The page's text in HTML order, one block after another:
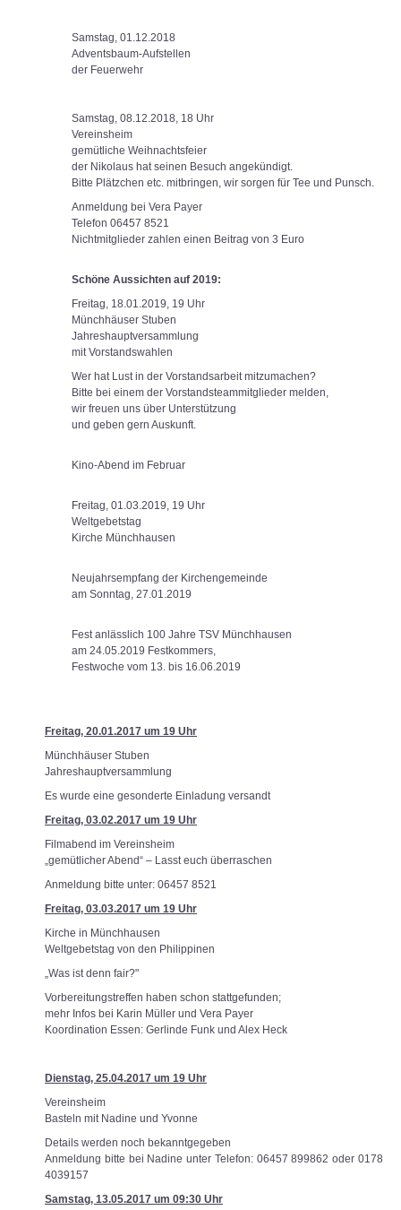
Samstag, 01.12.2018
Adventsbaum-Aufstellen
der Feuerwehr
Samstag, 08.12.2018, 18 Uhr
Vereinsheim
gemütliche Weihnachtsfeier
der Nikolaus hat seinen Besuch angekündigt.
Bitte Plätzchen etc. mitbringen, wir sorgen für Tee und Punsch.
Anmeldung bei Vera Payer
Telefon 06457 8521
Nichtmitglieder zahlen einen Beitrag von 3 Euro
Schöne Aussichten auf 2019:
Freitag, 18.01.2019, 19 Uhr
Münchhäuser Stuben
Jahreshauptversammlung
mit Vorstandswahlen
Wer hat Lust in der Vorstandsarbeit mitzumachen?
Bitte bei einem der Vorstandsteammitglieder melden,
wir freuen uns über Unterstützung
und geben gern Auskunft.
Kino-Abend im Februar
Freitag, 01.03.2019, 19 Uhr
Weltgebetstag
Kirche Münchhausen
Neujahrsempfang der Kirchengemeinde
am Sonntag, 27.01.2019
Fest anlässlich 100 Jahre TSV Münchhausen
am 24.05.2019 Festkommers,
Festwoche vom 13. bis 16.06.2019
Freitag, 20.01.2017 um 19 Uhr
Münchhäuser Stuben
Jahreshauptversammlung
Es wurde eine gesonderte Einladung versandt
Freitag, 03.02.2017 um 19 Uhr
Filmabend im Vereinsheim
„gemütlicher Abend“ – Lasst euch überraschen
Anmeldung bitte unter: 06457 8521
Freitag, 03.03.2017 um 19 Uhr
Kirche in Münchhausen
Weltgebetstag von den Philippinen
„Was ist denn fair?"
Vorbereitungstreffen haben schon stattgefunden;
mehr Infos bei Karin Müller und Vera Payer
Koordination Essen: Gerlinde Funk und Alex Heck
Dienstag, 25.04.2017 um 19 Uhr
Vereinsheim
Basteln mit Nadine und Yvonne
Details werden noch bekanntgegeben
Anmeldung bitte bei Nadine unter Telefon: 06457 899862 oder 0178
4039157
Samstag, 13.05.2017 um 09:30 Uhr